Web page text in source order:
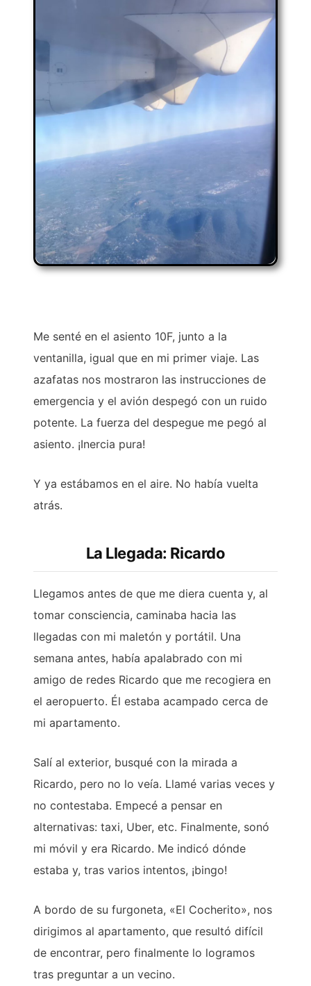
Me senté en el asiento 10F, junto a la
ventanilla, igual que en mi primer viaje. Las
azafatas nos mostraron las instrucciones de
emergencia y el avión despegó con un ruido
potente. La fuerza del despegue me pegó al
asiento. ¡Inercia pura!
Y ya estábamos en el aire. No había vuelta
atrás.
La Llegada: Ricardo
Llegamos antes de que me diera cuenta y, al
tomar consciencia, caminaba hacia las
llegadas con mi maletón y portátil. Una
semana antes, había apalabrado con mi
amigo de redes Ricardo que me recogiera en
el aeropuerto. Él estaba acampado cerca de
mi apartamento.
Salí al exterior, busqué con la mirada a
Ricardo, pero no lo veía. Llamé varias veces y
no contestaba. Empecé a pensar en
alternativas: taxi, Uber, etc. Finalmente, sonó
mi móvil y era Ricardo. Me indicó dónde
estaba y, tras varios intentos, ¡bingo!
A bordo de su furgoneta, «El Cocherito», nos
dirigimos al apartamento, que resultó difícil
de encontrar, pero finalmente lo logramos
tras preguntar a un vecino.